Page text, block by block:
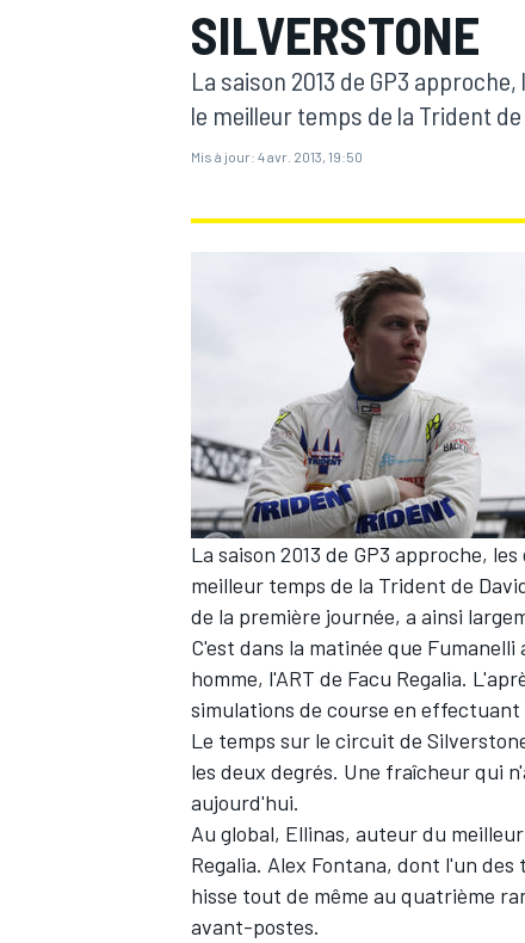
WRC
SILVERSTONE
La saison 2013 de GP3
le meilleur temps de la Trident
Mis à jour: 4 avr. 2013, 19:50
La saison 2013 de GP3 approche,
meilleur temps de la Trident de
de la première journée, a ainsi
C'est dans la matinée que
homme, l'ART de Facu Regalia.
simulations de course en effectuant
Le temps sur le circuit de
les deux degrés. Une fraîcheur qui
aujourd'hui.
Au global, Ellinas, auteur du
Regalia. Alex Fontana, dont l'un
hisse tout de même au quatrième
avant-postes.